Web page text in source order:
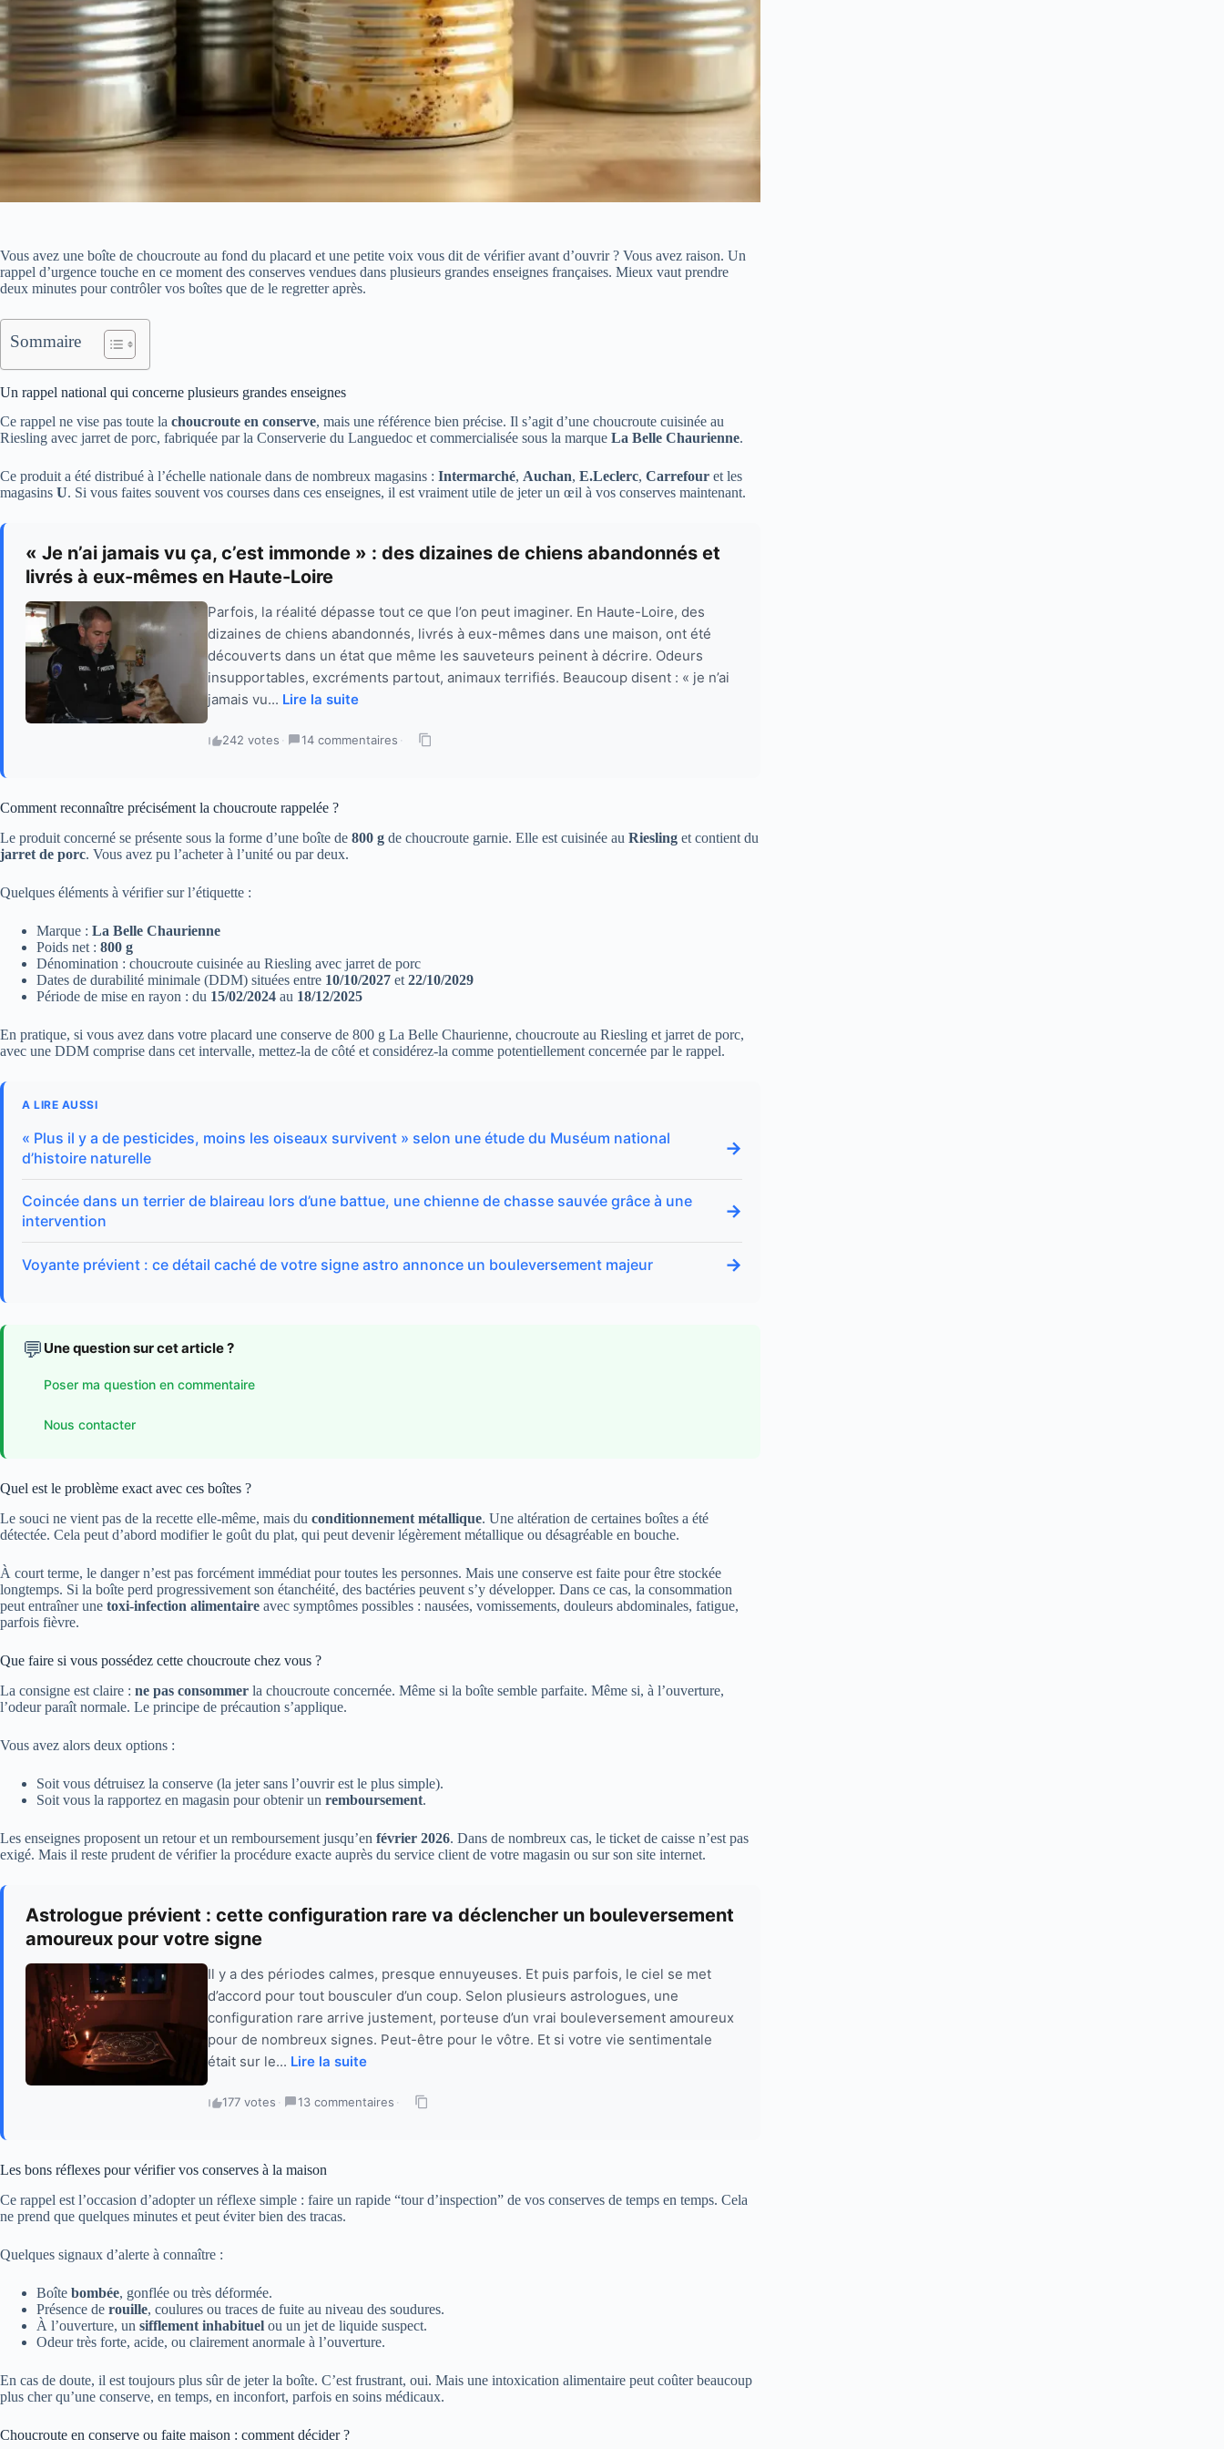
Vous avez une boîte de choucroute au fond du placard et une petite voix vous dit de vérifier avant d’ouvrir ? Vous avez raison. Un
rappel d’urgence touche en ce moment des conserves vendues dans plusieurs grandes enseignes françaises. Mieux vaut prendre
deux minutes pour contrôler vos boîtes que de le regretter après.
Sommaire
Un rappel national qui concerne plusieurs grandes enseignes
Ce rappel ne vise pas toute la choucroute en conserve, mais une référence bien précise. Il s’agit d’une choucroute cuisinée au
Riesling avec jarret de porc, fabriquée par la Conserverie du Languedoc et commercialisée sous la marque La Belle Chaurienne.
Ce produit a été distribué à l’échelle nationale dans de nombreux magasins : Intermarché, Auchan, E.Leclerc, Carrefour et les
magasins U. Si vous faites souvent vos courses dans ces enseignes, il est vraiment utile de jeter un œil à vos conserves maintenant.
« Je n’ai jamais vu ça, c’est immonde » : des dizaines de chiens abandonnés et
livrés à eux-mêmes en Haute-Loire
Parfois, la réalité dépasse tout ce que l’on peut imaginer. En Haute-Loire, des
dizaines de chiens abandonnés, livrés à eux-mêmes dans une maison, ont été
découverts dans un état que même les sauveteurs peinent à décrire. Odeurs
insupportables, excréments partout, animaux terrifiés. Beaucoup disent : « je n’ai
jamais vu... Lire la suite
242 votes · 14 commentaires ·
Comment reconnaître précisément la choucroute rappelée ?
Le produit concerné se présente sous la forme d’une boîte de 800 g de choucroute garnie. Elle est cuisinée au Riesling et contient du
jarret de porc. Vous avez pu l’acheter à l’unité ou par deux.
Quelques éléments à vérifier sur l’étiquette :
Marque : La Belle Chaurienne
Poids net : 800 g
Dénomination : choucroute cuisinée au Riesling avec jarret de porc
Dates de durabilité minimale (DDM) situées entre 10/10/2027 et 22/10/2029
Période de mise en rayon : du 15/02/2024 au 18/12/2025
En pratique, si vous avez dans votre placard une conserve de 800 g La Belle Chaurienne, choucroute au Riesling et jarret de porc,
avec une DDM comprise dans cet intervalle, mettez-la de côté et considérez-la comme potentiellement concernée par le rappel.
A LIRE AUSSI
« Plus il y a de pesticides, moins les oiseaux survivent » selon une étude du Muséum national
d’histoire naturelle
→
Coincée dans un terrier de blaireau lors d’une battue, une chienne de chasse sauvée grâce à une
intervention
→
Voyante prévient : ce détail caché de votre signe astro annonce un bouleversement majeur →
💬 Une question sur cet article ?
Poser ma question en commentaire
Nous contacter
Quel est le problème exact avec ces boîtes ?
Le souci ne vient pas de la recette elle-même, mais du conditionnement métallique. Une altération de certaines boîtes a été
détectée. Cela peut d’abord modifier le goût du plat, qui peut devenir légèrement métallique ou désagréable en bouche.
À court terme, le danger n’est pas forcément immédiat pour toutes les personnes. Mais une conserve est faite pour être stockée
longtemps. Si la boîte perd progressivement son étanchéité, des bactéries peuvent s’y développer. Dans ce cas, la consommation
peut entraîner une toxi-infection alimentaire avec symptômes possibles : nausées, vomissements, douleurs abdominales, fatigue,
parfois fièvre.
Que faire si vous possédez cette choucroute chez vous ?
La consigne est claire : ne pas consommer la choucroute concernée. Même si la boîte semble parfaite. Même si, à l’ouverture,
l’odeur paraît normale. Le principe de précaution s’applique.
Vous avez alors deux options :
Soit vous détruisez la conserve (la jeter sans l’ouvrir est le plus simple).
Soit vous la rapportez en magasin pour obtenir un remboursement.
Les enseignes proposent un retour et un remboursement jusqu’en février 2026. Dans de nombreux cas, le ticket de caisse n’est pas
exigé. Mais il reste prudent de vérifier la procédure exacte auprès du service client de votre magasin ou sur son site internet.
Astrologue prévient : cette configuration rare va déclencher un bouleversement
amoureux pour votre signe
Il y a des périodes calmes, presque ennuyeuses. Et puis parfois, le ciel se met
d’accord pour tout bousculer d’un coup. Selon plusieurs astrologues, une
configuration rare arrive justement, porteuse d’un vrai bouleversement amoureux
pour de nombreux signes. Peut-être pour le vôtre. Et si votre vie sentimentale
était sur le... Lire la suite
177 votes · 13 commentaires ·
Les bons réflexes pour vérifier vos conserves à la maison
Ce rappel est l’occasion d’adopter un réflexe simple : faire un rapide “tour d’inspection” de vos conserves de temps en temps. Cela
ne prend que quelques minutes et peut éviter bien des tracas.
Quelques signaux d’alerte à connaître :
Boîte bombée, gonflée ou très déformée.
Présence de rouille, coulures ou traces de fuite au niveau des soudures.
À l’ouverture, un sifflement inhabituel ou un jet de liquide suspect.
Odeur très forte, acide, ou clairement anormale à l’ouverture.
En cas de doute, il est toujours plus sûr de jeter la boîte. C’est frustrant, oui. Mais une intoxication alimentaire peut coûter beaucoup
plus cher qu’une conserve, en temps, en inconfort, parfois en soins médicaux.
Choucroute en conserve ou faite maison : comment décider ?